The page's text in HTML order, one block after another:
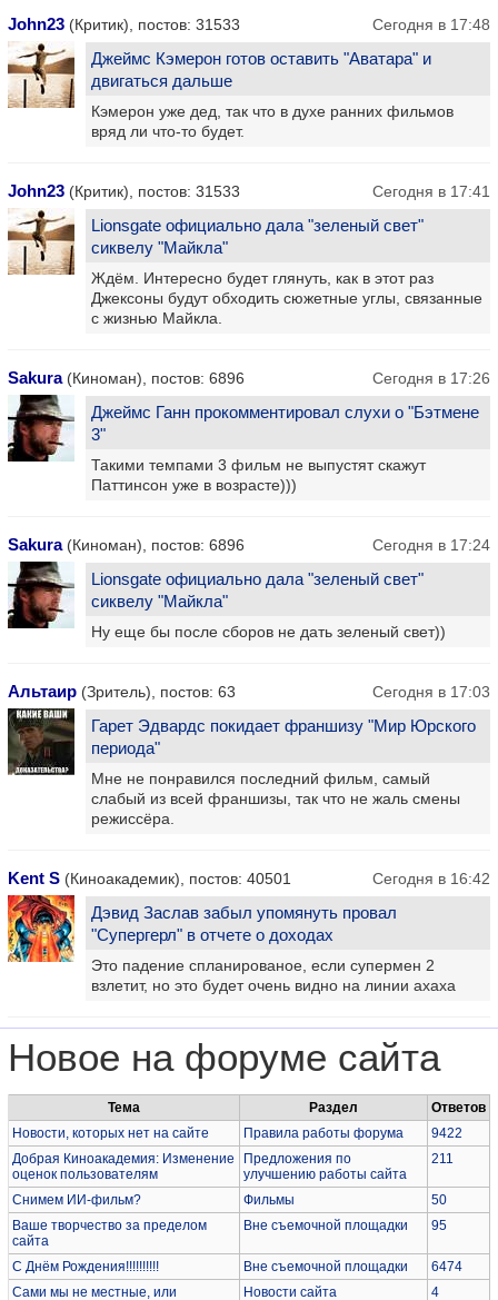
John23 (Критик), постов: 31533 Сегодня в 17:48
Джеймс Кэмерон готов оставить "Аватара" и
двигаться дальше
Кэмерон уже дед, так что в духе ранних фильмов
вряд ли что-то будет.
John23 (Критик), постов: 31533 Сегодня в 17:41
Lionsgate официально дала "зеленый свет"
сиквелу "Майкла"
Ждём. Интересно будет глянуть, как в этот раз
Джексоны будут обходить сюжетные углы, связанные
с жизнью Майкла.
Sakura(Киноман), постов: 6896 Сегодня в 17:26
Джеймс Ганн прокомментировал слухи о "Бэтмене
3"
Такими темпами 3 фильм не выпустят скажут
Паттинсон уже в возрасте)))
Sakura(Киноман), постов: 6896 Сегодня в 17:24
Lionsgate официально дала "зеленый свет"
сиквелу "Майкла"
Ну еще бы после сборов не дать зеленый свет))
Альтаир (Зритель), постов: 63 Сегодня в 17:03
Гарет Эдвардс покидает франшизу "Мир Юрского
периода"
Мне не понравился последний фильм, самый
слабый из всей франшизы, так что не жаль смены
режиссёра.
Kent S (Киноакадемик), постов: 40501 Сегодня в 16:42
Дэвид Заслав забыл упомянуть провал
"Супергерл" в отчете о доходах
Это падение спланированое, если супермен 2
взлетит, но это будет очень видно на линии ахаха
Новое на форуме сайта
Тема Раздел
Ответов
Новости, которых нет на сайте
Правила работы форума
9422
Добрая Киноакадемия: Изменение
оценок пользователям
Предложения по
улучшению работы сайта
211
Снимем ИИ-фильм? Фильмы
50
Ваше творчество за пределом
сайта
Вне съемочной площадки 95
С Днём Рождения!!!!!!!!!! Вне съемочной площадки
6474
Сами мы не местные, или
Новости сайта 4